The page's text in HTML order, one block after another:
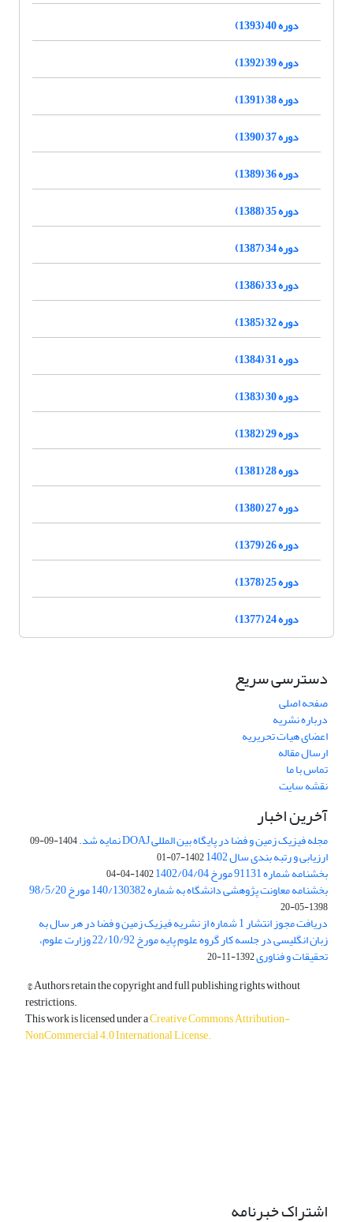
دوره 40 (1393)
دوره 39 (1392)
دوره 38 (1391)
دوره 37 (1390)
دوره 36 (1389)
دوره 35 (1388)
دوره 34 (1387)
دوره 33 (1386)
دوره 32 (1385)
دوره 31 (1384)
دوره 30 (1383)
دوره 29 (1382)
دوره 28 (1381)
دوره 27 (1380)
دوره 26 (1379)
دوره 25 (1378)
دوره 24 (1377)
دسترسی سریع
صفحه اصلی
درباره نشریه
اعضای هیات تحریریه
ارسال مقاله
تماس با ما
نقشه سایت
آخرین اخبار
مجله فیزیک زمین و فضا در پایگاه بین المللی DOAJ نمایه شد. 1404-09-09
ارزیابی و رتبه بندی سال 1402 1402-07-01
بخشنامه شماره 91131 مورخ 1402/04/04 1402-04-04
بخشنامه معاونت پژوهشی دانشگاه به شماره 140/130382 مورخ 98/5/20
1398-05-20
دریافت مجوز انتشار 1 شماره از نشریه فیزیک زمین و فضا در هر سال به
زبان انگلیسی در جلسه کار گروه علوم پایه مورخ 22/10/92 وزارت علوم،
تحقیقات و فناوری1392-11-20
© Authors retain the copyright and full publishing rights without
restrictions.
This work is licensed under aCreative Commons Attribution-
NonCommercial 4.0 International License.
اشتراک خبرنامه